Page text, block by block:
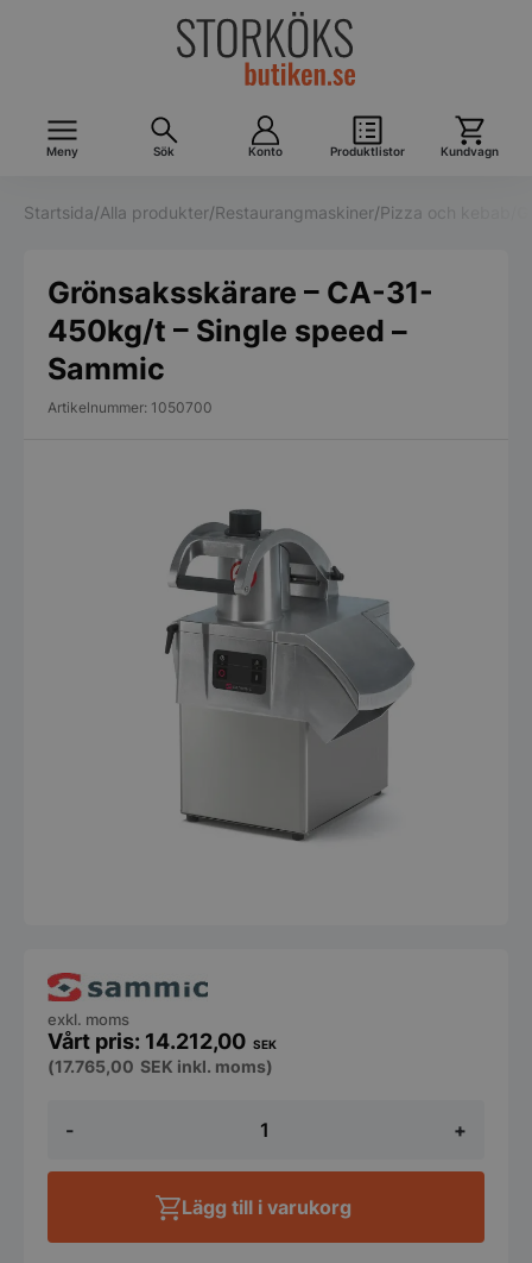
Meny Sök Konto Produktlistor Kundvagn
Startsida/Alla produkter/Restaurangmaskiner/Pizza och kebab
Grönsaksskärare – CA-31-
450kg/t – Single speed –
Sammic
Artikelnummer: 1050700
-
31-
Single
+
14.212,00 SEK
exkl. moms
(17.765,00 SEK inkl. moms)
Lägg till i varukorg